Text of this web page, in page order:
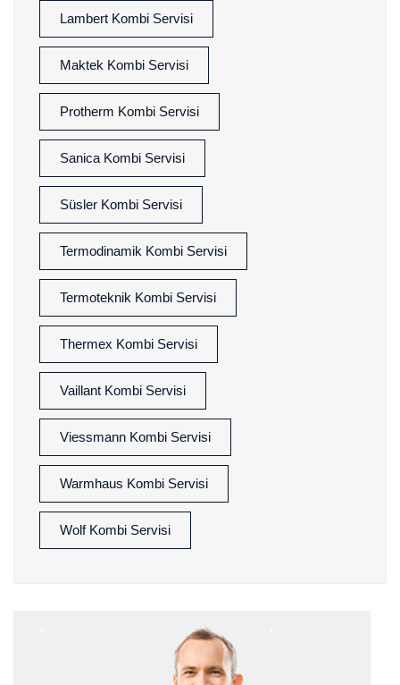
Lambert Kombi Servisi
Maktek Kombi Servisi
Protherm Kombi Servisi
Sanica Kombi Servisi
Süsler Kombi Servisi
Termodinamik Kombi Servisi
Termoteknik Kombi Servisi
Thermex Kombi Servisi
Vaillant Kombi Servisi
Viessmann Kombi Servisi
Warmhaus Kombi Servisi
Wolf Kombi Servisi